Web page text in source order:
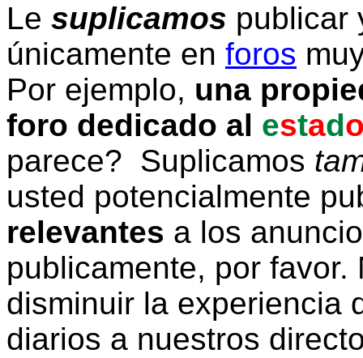
Le suplicamos publicar
únicamente en foros
Por ejemplo, una
foro dedicado al estad
parece? Suplicamos
usted potencialmente
relevantes a los
publicamente, por
disminuir la experiencia
diarios a nuestros